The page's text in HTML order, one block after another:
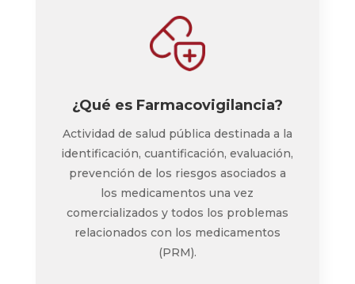
¿Qué es Farmacovigilancia?
Actividad de salud pública destinada a la
identificación, cuantificación, evaluación,
prevención de los riesgos asociados a
los medicamentos una vez
comercializados y todos los problemas
relacionados con los medicamentos
(PRM).